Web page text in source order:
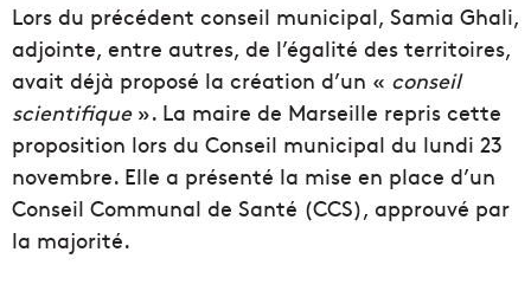
Lors du précédent conseil municipal, Samia Ghali,
adjointe, entre autres, de l’égalité des territoires,
avait déjà proposé la création d’un « conseil
scientifique». La maire de Marseille repris cette
proposition lors du Conseil municipal du lundi 23
novembre. Elle a présenté la mise en place d’un
Conseil Communal de Santé (CCS), approuvé par
la majorité.